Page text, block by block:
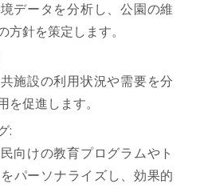
データを分析し、公園の維
針を策定します。
施設の利用状況や需要を分
促進します。
:
向けの教育プログラムやト
パーソナライズし、効果的